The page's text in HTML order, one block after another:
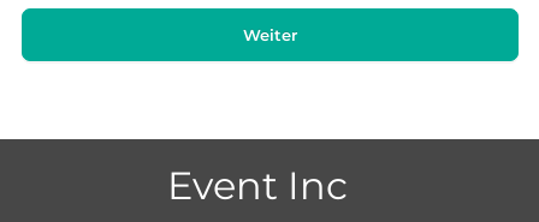
Weiter
Event Inc